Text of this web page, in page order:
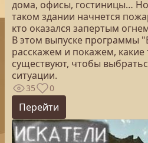
дома, офисы, гостиницы… Но
таком здании начнется
кто оказался запертым
В этом выпуске программы
расскажем и покажем, какие
существуют, чтобы
ситуации.
35 0
Перейти